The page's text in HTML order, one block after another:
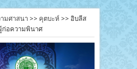
มศาสนา >> คุตบะห์ >> อิบลีส
ก่อความพินาศ